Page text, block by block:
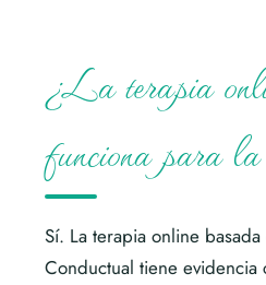
¿La terapia
funciona para
Sí. La terapia online
Conductual tiene